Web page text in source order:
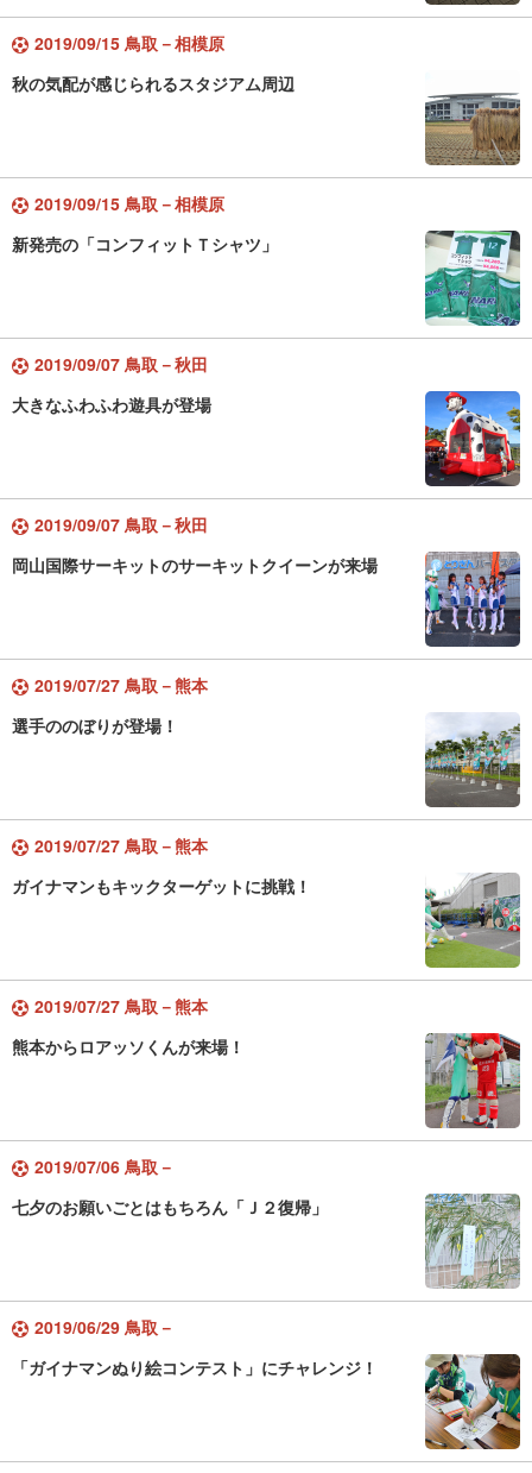
2019/09/15 鳥取－相模原
秋の気配が感じられるスタジアム周辺
2019/09/15 鳥取－相模原
新発売の「コンフィットＴシャツ」
2019/09/07 鳥取－秋田
大きなふわふわ遊具が登場
2019/09/07 鳥取－秋田
岡山国際サーキットのサーキットクイーンが来場
2019/07/27 鳥取－熊本
選手ののぼりが登場！
2019/07/27 鳥取－熊本
ガイナマンもキックターゲットに挑戦！
2019/07/27 鳥取－熊本
熊本からロアッソくんが来場！
2019/07/06 鳥取－
七夕のお願いごとはもちろん「Ｊ２復帰」
2019/06/29 鳥取－
「ガイナマンぬり絵コンテスト」にチャレンジ！